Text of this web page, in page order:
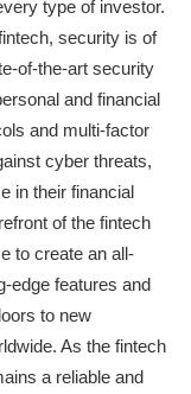
type of investor.
security is of
of-the-art security
and financial
and multi-factor
cyber threats,
in their financial
of the fintech
to create an all-
edge features and
to new
As the fintech
a reliable and